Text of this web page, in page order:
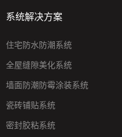
系统解决方案
住宅防水防潮系统
全屋缝隙美化系统
墙面防潮防霉涂装系统
瓷砖铺贴系统
密封胶粘系统